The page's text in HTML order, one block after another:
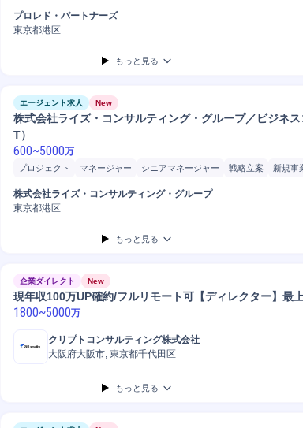
プロレド・パートナーズ
東京都港区
もっと見る
エージェント求人 New
株式会社ライズ・コンサルティング・グループ／ビジネ
T）
600~5000万
プロジェクト マネージャー シニアマネージャー 戦略立案 新規事
コンサルティング業務
IT戦略コンサルティング
導入支援
株式会社ライズ・コンサルティング・グループ
東京都港区
もっと見る
企業ダイレクト New
現年収100万UP確約/フルリモート可【ディレクター】最
1800~5000万
クリプトコンサルティング株式会社
大阪府大阪市, 東京都千代田区
もっと見る